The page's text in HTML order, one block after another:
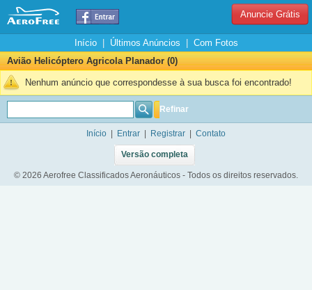
Anuncie Grátis
Início| Últimos Anúncios
Com Fotos
Avião Helicóptero Agricola Planador (0)
Nenhum anúncio que correspondesse à sua busca foi encontrado!
Refinar
Início Entrar Registrar Contato
Versão completa
© 2026 Aerofree Classificados Aeronáuticos - Todos os direitos reservados.